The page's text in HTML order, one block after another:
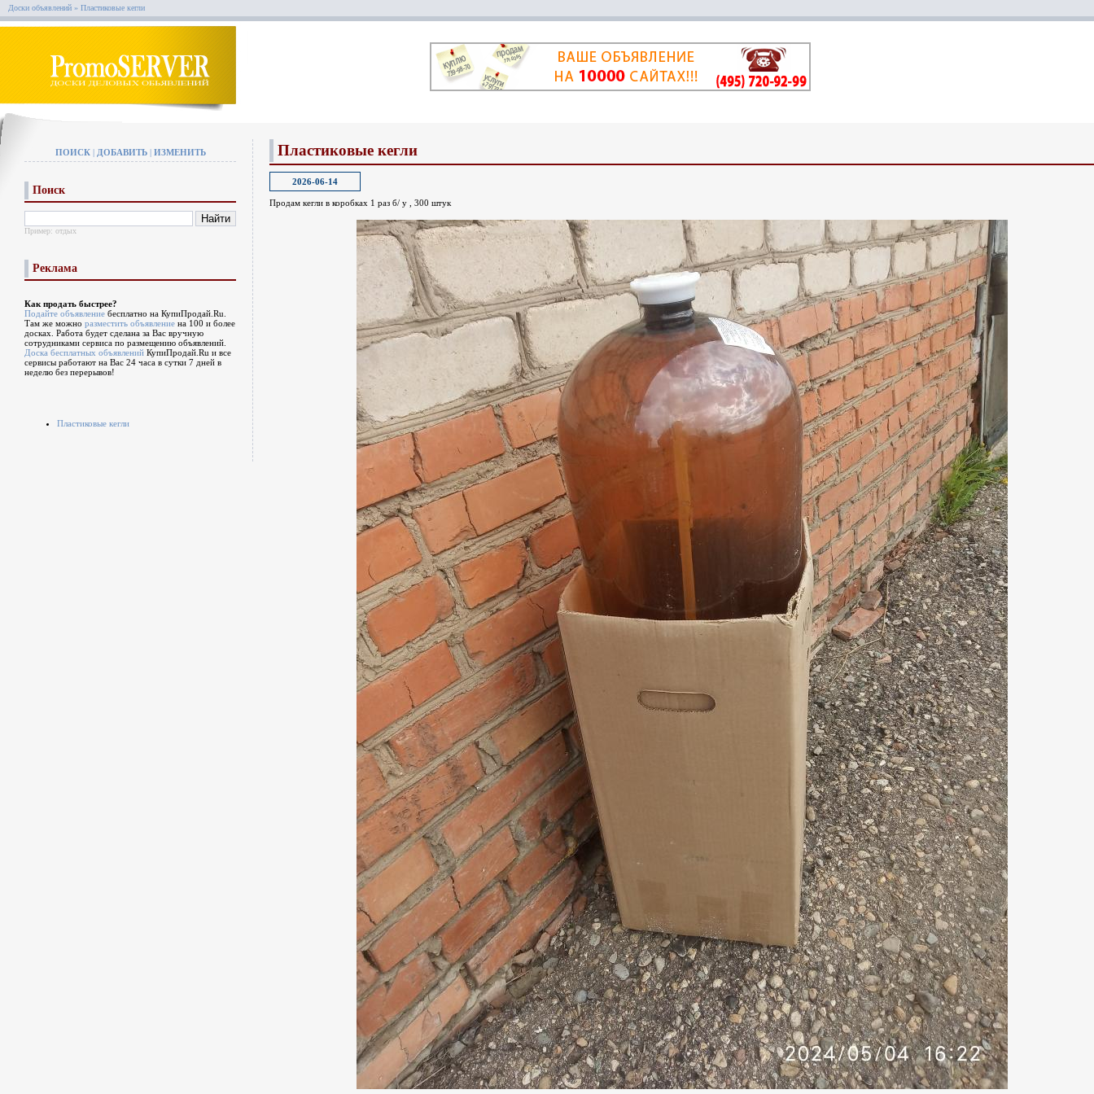
Доски объявлений » Пластиковые кегли
ПОИСК| ДОБАВИТЬ| ИЗМЕНИТЬ
Поиск
Пример: отдых
Реклама
Как продать быстрее?
Подайте объявление бесплатно на КупиПродай.Ru.
Там же можно разместить объявление на 100 и более
досках. Работа будет сделана за Вас вручную
сотрудниками сервиса по размещению объявлений.
Доска бесплатных объявлений КупиПродай.Ru и все
сервисы работают на Вас 24 часа в сутки 7 дней в
неделю без перерывов!
Пластиковые кегли
Пластиковые кегли
2026-06-14
Продам кегли в коробках 1 раз б/ у , 300 штук